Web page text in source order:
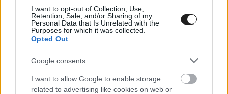
I want to opt-out of Collection, Use,
Retention, Sale, and/or Sharing of my
Personal Data that Is Unrelated with the
Purposes for which it was collected.
Opted Out
Google consents
I want to allow Google to enable storage
related to advertising like cookies on web or
Az évben, amelyben fennállása 75. évfordulóját
ünnepli az F1, nem maradhatott ki a goodwoodi
száguldásból az Alfa Romeo 158 Alfetta, az 50-es
évek sikerhalmozó versenyautója, amely többek
között az első Forma–1-es világbajnoki futamot
is megnyerte Silverstone-ban.